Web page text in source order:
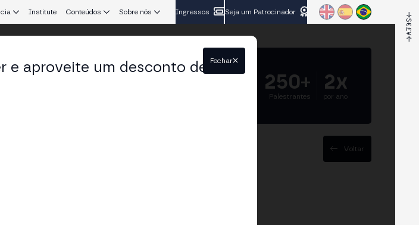
Institute Conteúdos Sobre nós Ingressos Seja um Patrocinador
Latina.
250+
Palestrantes
2x
por ano
Voltar
- Nodes CoordinationLayer"
e aproveite um desconto de
Fechar